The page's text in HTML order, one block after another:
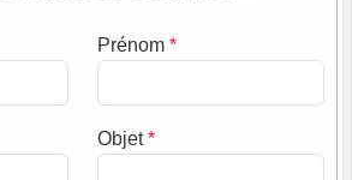
Prénom *
Objet*